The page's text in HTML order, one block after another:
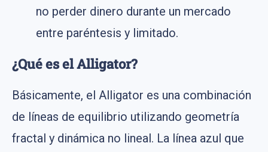
no perder dinero durante un mercado
entre paréntesis y limitado.
¿Qué es el Alligator?
Básicamente, el Alligator es una combinación
de líneas de equilibrio utilizando geometría
fractal y dinámica no lineal. La línea azul que